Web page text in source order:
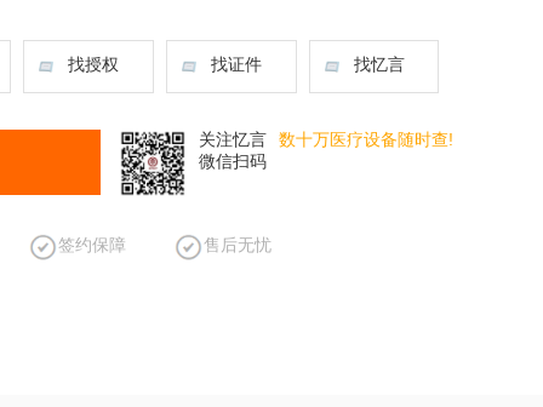
找授权 找证件 找忆言
关注忆言
微信扫码
数十万医疗设备随时查!
签约保障 售后无忧